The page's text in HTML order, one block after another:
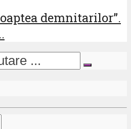
demnitarilor”.